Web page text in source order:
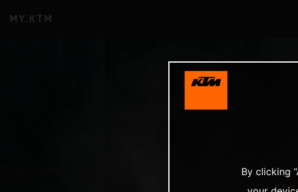
MY.KTM
By clicking